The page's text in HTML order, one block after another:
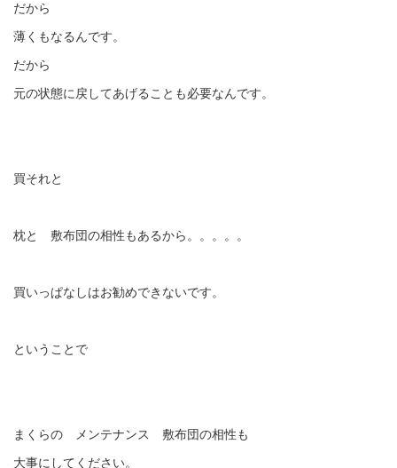
だから
薄くもなるんです。
だから
元の状態に戻してあげることも必要なんです。
買それと
枕と 敷布団の相性もあるから。。。。。
買いっぱなしはお勧めできないです。
ということで
まくらの メンテナンス 敷布団の相性も
大事にしてください。